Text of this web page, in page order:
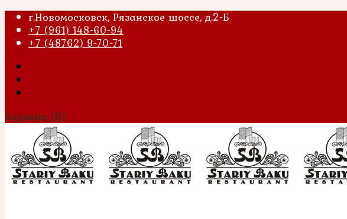
г.Новомосковск, Рязанское шоссе, д.2-Б
+7 (961) 148-60-94
+7 (48762) 9-70-71
Корзина (0)